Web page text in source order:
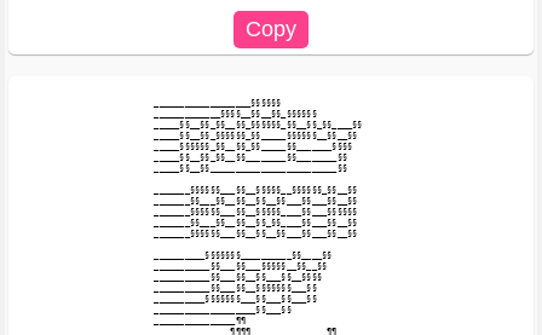
___________________§§§§§§
_____________§§§§__§§__§§_§§§§§§
_____§§__§§_§§__§§_§§§§§§_§§__§§_§§____§§
_____§§__§§_§§§§§§_§§_____§§§§§§__§§__§§
_____§§§§§§_§§__§§_§§_____§§_______§§§§
_____§§__§§_§§__§§________§§________§§
_____§§__§§_________________________§§
_______§§§§§§___§§__§§§§§__§§§§§§_§§__§§
_______§§___§§__§§__§§__§§___§§___§§__§§
_______§§§§§§___§§__§§§§§____§§___§§§§§§
_______§§___§§__§§__§§_§§____§§___§§__§§
_______§§§§§§___§§__§§__§§___§§___§§__§§
__________§§§§§§§__________§§____§§
___________§§___§§___§§§§§__§§__§§
___________§§___§§__§§___§§__§§§§
___________§§___§§__§§§§§§§___§§
__________§§§§§§§___§§___§§___§§
____________________§§___§§
________________¶¶
_______________¶¶¶¶_______________¶¶